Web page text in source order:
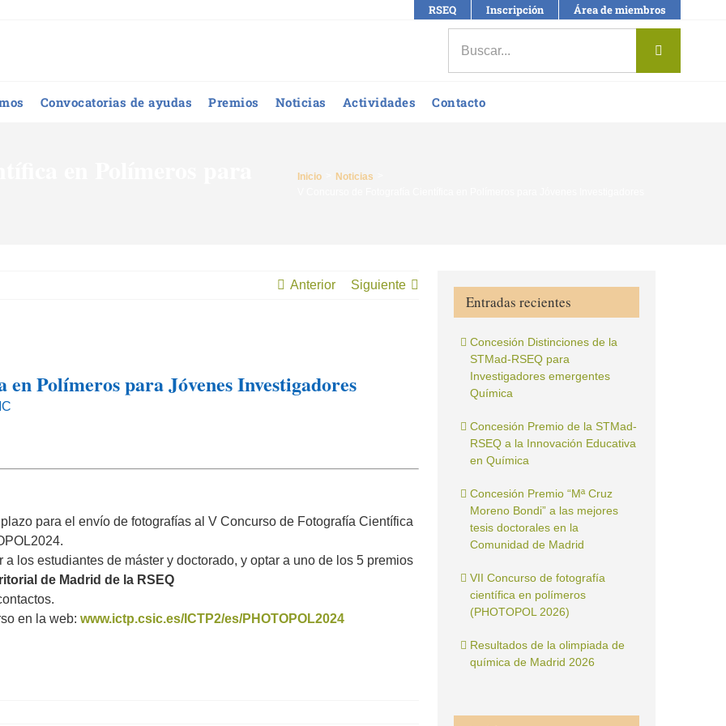
RSEQ Inscripción Área de miembros
Convocatorias de ayudas Premios Noticias Actividades Contacto
Inicio
Noticias
Anterior Siguiente
Polímeros para Jóvenes Investigadores
para el envío de fotografías al V Concurso de Fotografía Científica
los estudiantes de máster y doctorado, y optar a uno de los 5 premios
de Madrid de la RSEQ
en la web: www.ictp.csic.es/ICTP2/es/PHOTOPOL2024
Entradas recientes
Concesión Distinciones de la
STMad-RSEQ para
Investigadores emergentes
Química
Concesión Premio de la STMad-
RSEQ a la Innovación Educativa
en Química
Concesión Premio “Mª Cruz
Moreno Bondi” a las mejores
tesis doctorales en la
Comunidad de Madrid
VII Concurso de fotografía
científica en polímeros
(PHOTOPOL 2026)
Resultados de la olimpiada de
química de Madrid 2026